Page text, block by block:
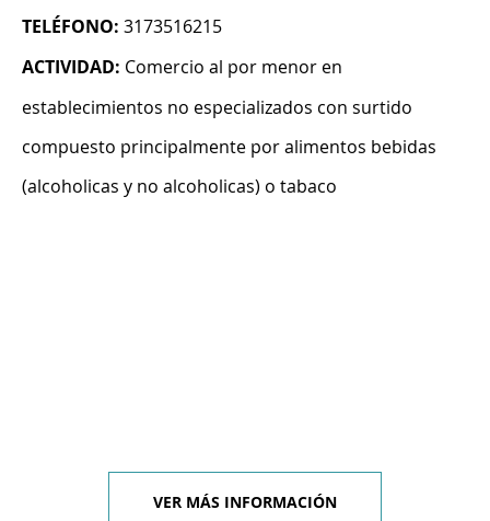
TELÉFONO: 3173516215
ACTIVIDAD: Comercio al por menor en
establecimientos no especializados con surtido
compuesto principalmente por alimentos bebidas
(alcoholicas y no alcoholicas) o tabaco
VER MÁS INFORMACIÓN